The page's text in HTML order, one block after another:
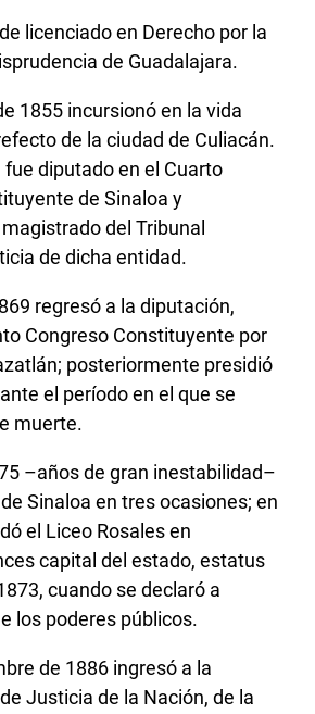
licenciado en Derecho por la
de Guadalajara.
1855 incursionó en la vida
de la ciudad de Culiacán.
fue diputado en el Cuarto
de Sinaloa y
del Tribunal
de dicha entidad.
regresó a la diputación,
Congreso Constituyente por
posteriormente presidió
el período en el que se
muerte.
–años de gran inestabilidad–
Sinaloa en tres ocasiones; en
el Liceo Rosales en
capital del estado, estatus
cuando se declaró a
los poderes públicos.
de 1886 ingresó a la
Justicia de la Nación, de la